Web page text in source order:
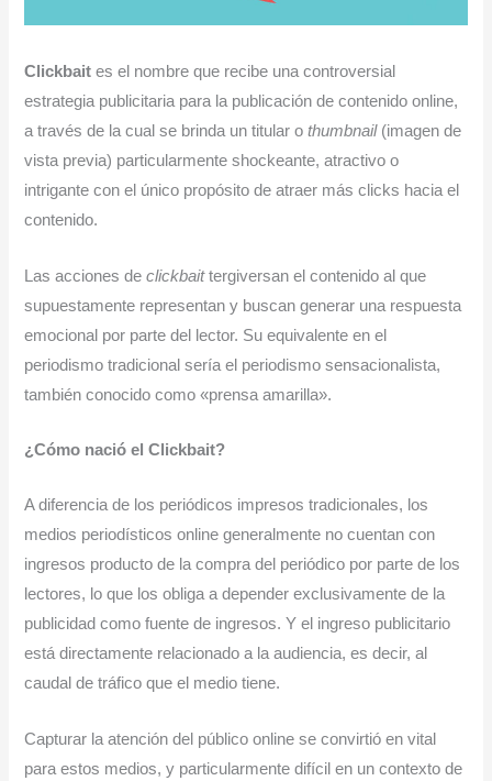
Clickbait es el nombre que recibe una controversial
estrategia publicitaria para la publicación de contenido online,
a través de la cual se brinda un titular othumbnail(imagen de
vista previa) particularmente shockeante, atractivo o
intrigante con el único propósito de atraer más clicks hacia el
contenido.
Las acciones declickbaittergiversan el contenido al que
supuestamente representan y buscan generar una respuesta
emocional por parte del lector. Su equivalente en el
periodismo tradicional sería el periodismo sensacionalista,
también conocido como «prensa amarilla».
¿Cómo nació el Clickbait?
A diferencia de los periódicos impresos tradicionales, los
medios periodísticos online generalmente no cuentan con
ingresos producto de la compra del periódico por parte de los
lectores, lo que los obliga a depender exclusivamente de la
publicidad como fuente de ingresos. Y el ingreso publicitario
está directamente relacionado a la audiencia, es decir, al
caudal de tráfico que el medio tiene.
Capturar la atención del público online se convirtió en vital
para estos medios, y particularmente difícil en un contexto de